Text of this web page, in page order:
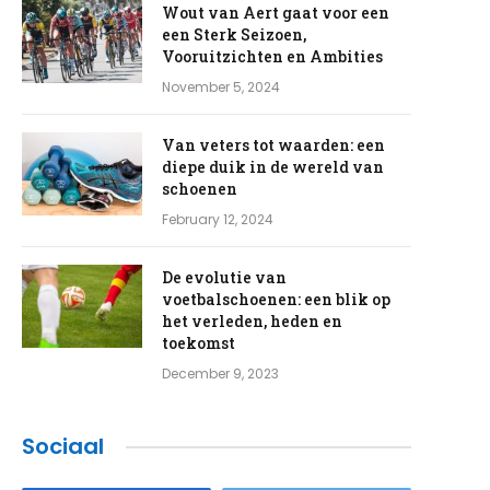
Wout van Aert gaat voor een
een Sterk Seizoen,
Vooruitzichten en Ambities
November 5, 2024
Van veters tot waarden: een
diepe duik in de wereld van
schoenen
February 12, 2024
De evolutie van
voetbalschoenen: een blik op
het verleden, heden en
toekomst
December 9, 2023
Sociaal